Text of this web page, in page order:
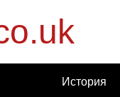
История